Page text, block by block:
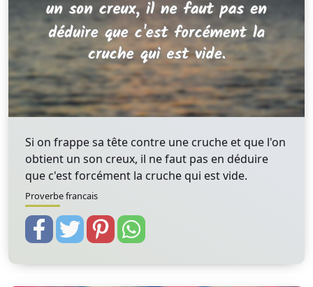
Si on frappe sa tête contre une cruche et que l'on
obtient un son creux, il ne faut pas en déduire
que c'est forcément la cruche qui est vide.
Proverbe francais